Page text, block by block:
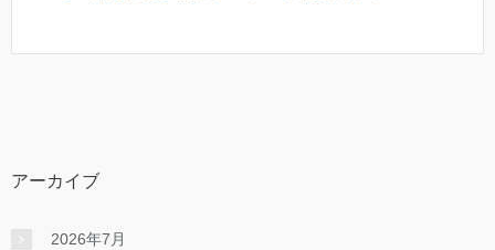
アーカイブ
2026年7月